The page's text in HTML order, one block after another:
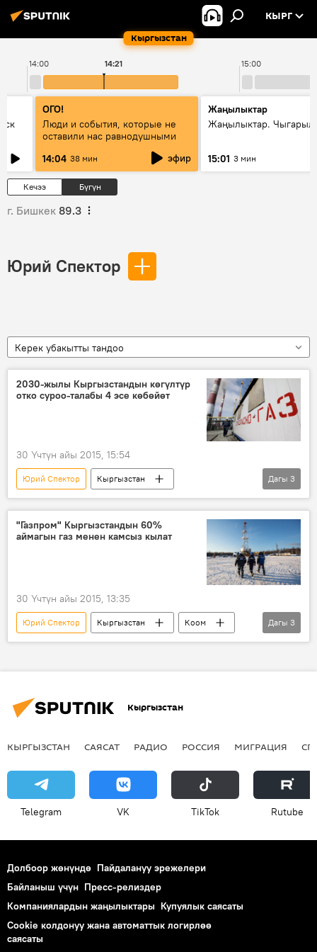
Кыргызстан
КЫРГ
14:00 15:00
14:21
ОГО!
Люди и события, которые не
оставили нас равнодушными
14:04 38 мин эфир
Жаңылыктар
Жаңылыктар.
15:01 3 мин
Кечээ Бүгүн
г. Бишкек 89.3
Юрий Спектор
Керек убакытты тандоо
2030-жылы Кыргызстандын көгүлтүр
отко суроо-талабы 4 эсе көбөйөт
30 Үчтүн айы 2015, 15:54
Юрий Спектор
Кыргызстан
Жаңылыктар
Экономика
Саясат
Газпром
Дагы 3
"Газпром" Кыргызстандын 60%
аймагын газ менен камсыз кылат
30 Үчтүн айы 2015, 13:35
Юрий Спектор Кыргызстан
Коом
Жаңылыктар
Экономика Газпром
Дагы 3
Кыргызстан
КЫРГЫЗСТАН САЯСАТ РАДИО РОССИЯ МИГРАЦИЯ
Telegram VK ТikТоk Rutube
Долбоор жөнүндө Пайдалануу эрежелери
Байланыш үчүн Пресс-релиздер
Компаниялардын жаңылыктары Купуялык саясаты
Cookie колдонуу жана автоматтык логирлөө
саясаты